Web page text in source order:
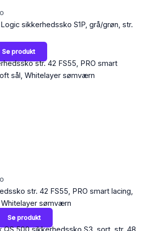
sikkerhedssko S1P, grå/grøn, str.
Se produkt
str. 42 FS55, PRO smart lacing,
sømværn
Se produkt